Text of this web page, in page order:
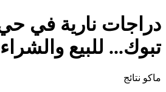
دراجات نارية في
تبوك... للبيع والشراء
ماكو نتائج